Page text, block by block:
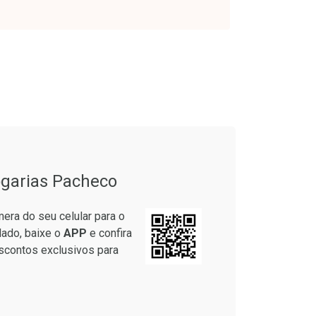
Pacheco
do seu celular para o
baixe o APP e confira
exclusivos para